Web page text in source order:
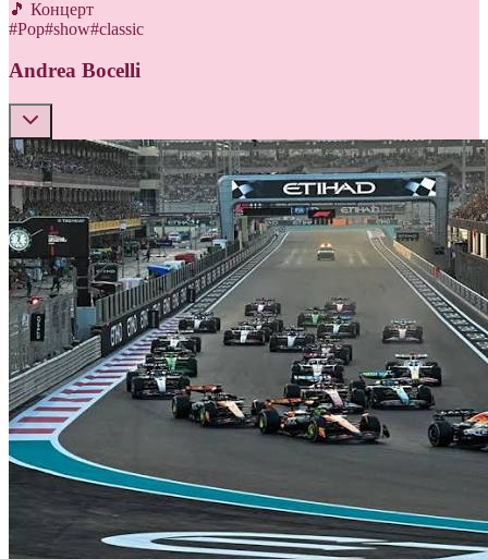
🎵 Концерт
#Pop#show#classic
Andrea Bocelli